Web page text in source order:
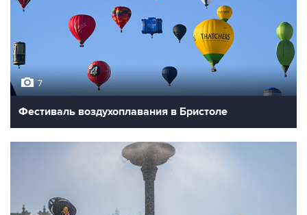
7
Фестиваль воздухоплавания в Бристоле